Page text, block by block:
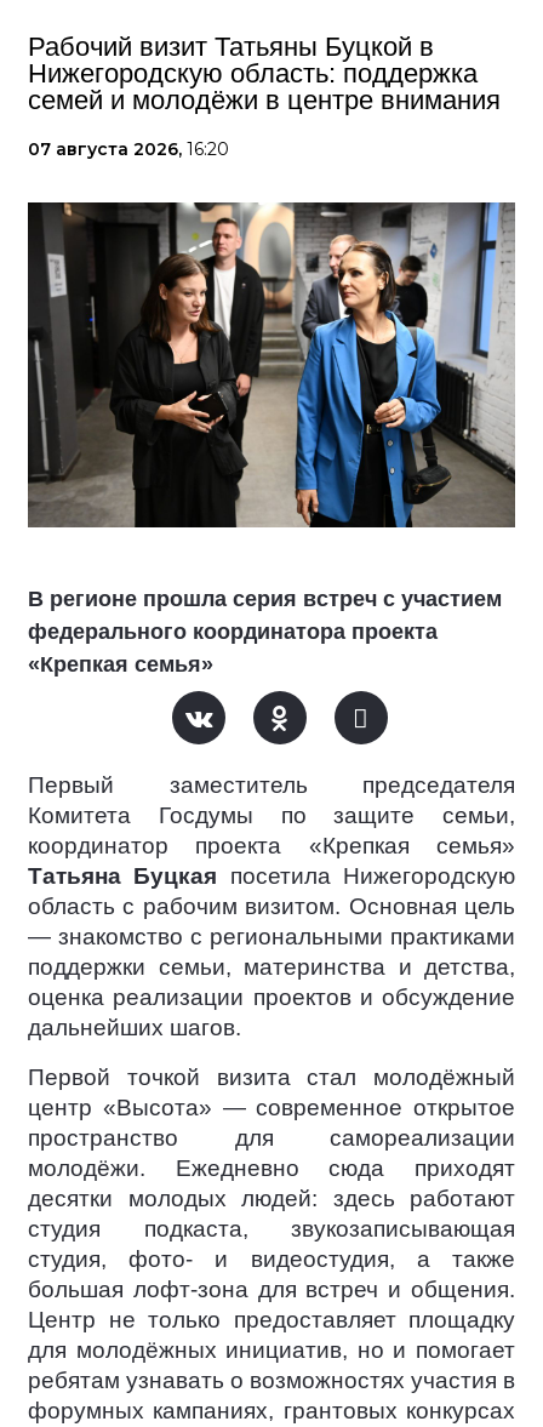
Рабочий визит Татьяны Буцкой в
Нижегородскую область: поддержка
семей и молодёжи в центре внимания
07 августа 2026, 16:20
В регионе прошла серия встреч с участием
федерального координатора проекта
«Крепкая семья»
Первый заместитель председателя
Комитета Госдумы по защите семьи,
координатор проекта «Крепкая семья»
Татьяна Буцкая посетила Нижегородскую
область с рабочим визитом. Основная цель
— знакомство с региональными практиками
поддержки семьи, материнства и детства,
оценка реализации проектов и обсуждение
дальнейших шагов.
Первой точкой визита стал молодёжный
центр «Высота» — современное открытое
пространство для самореализации
молодёжи. Ежедневно сюда приходят
десятки молодых людей: здесь работают
студия подкаста, звукозаписывающая
студия, фото- и видеостудия, а также
большая лофт-зона для встреч и общения.
Центр не только предоставляет площадку
для молодёжных инициатив, но и помогает
ребятам узнавать о возможностях участия в
форумных кампаниях, грантовых конкурсах